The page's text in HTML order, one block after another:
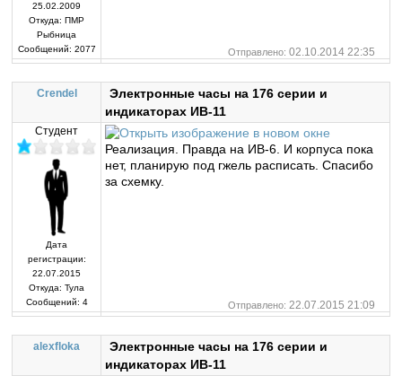
25.02.2009
Откуда: ПМР
Рыбница
Сообщений: 2077 Отправлено: 02.10.2014 22:35
Crendel
Электронные часы на 176 серии и
индикаторах ИВ-11
Студент
Дата
регистрации:
22.07.2015
Откуда: Тула
Сообщений: 4
Реализация. Правда на ИВ-6. И корпуса пока
нет, планирую под гжель расписать. Спасибо
за схемку.
Отправлено: 22.07.2015 21:09
alexfloka
Электронные часы на 176 серии и
индикаторах ИВ-11